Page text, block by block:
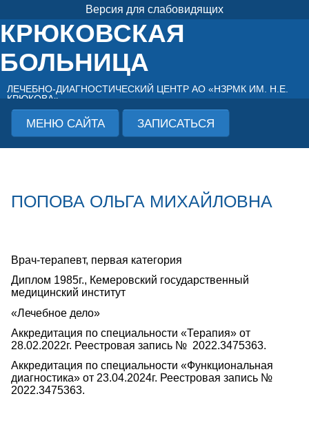
Версия для слабовидящих
КРЮКОВСКАЯ
БОЛЬНИЦА
ЛЕЧЕБНО-ДИАГНОСТИЧЕСКИЙ ЦЕНТР АО «НЗРМК ИМ. Н.Е.
КРЮКОВА»
МЕНЮ САЙТА ЗАПИСАТЬСЯ
ПОПОВА ОЛЬГА МИХАЙЛОВНА
Врач-терапевт, первая категория
Диплом 1985г., Кемеровский государственный
медицинский институт
«Лечебное дело»
Аккредитация по специальности «Терапия» от
28.02.2022г. Реестровая запись № 2022.3475363.
Аккредитация по специальности «Функциональная
диагностика» от 23.04.2024г. Реестровая запись №
2022.3475363.